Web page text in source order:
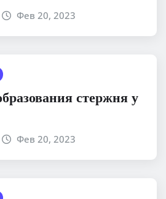
Фев 20, 2023
стержня у
Фев 20, 2023